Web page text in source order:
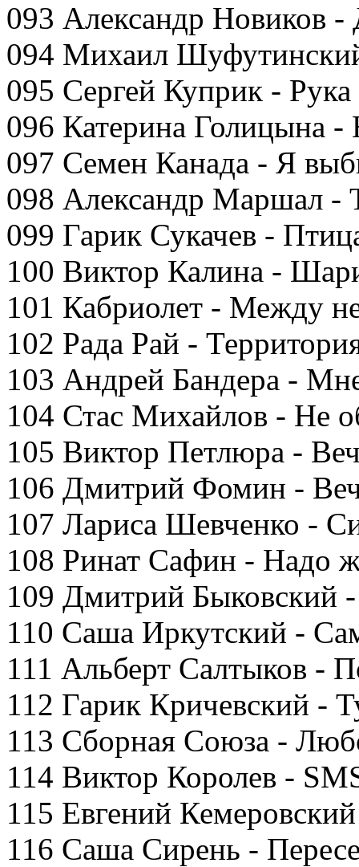
093 Александр Новиков -
094 Михаил
095 Сергей Куприк - Рука
096 Катерина Голицына -
097 Семен Канада - Я
098 Александр Маршал -
099 Гарик Сукачев -
100 Виктор Калина -
101 Кабриолет - Между
102 Рада Рай -
103 Андрей Бандера -
104 Стас Михайлов - Не
105 Виктор Петлюра -
106 Дмитрий Фомин -
107 Лариса Шевченко -
108 Ринат Сафин - Надо
109 Дмитрий Быковский
110 Саша Иркутский -
111 Альберт Салтыков -
112 Гарик Кричевский -
113 Сборная Союза -
114 Виктор Королев -
115 Евгений
116 Саша Сирень -